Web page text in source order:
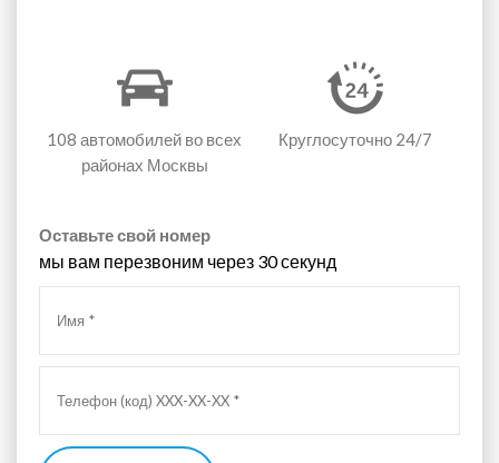
108 автомобилей во всех
районах Москвы
Круглосуточно 24/7
Оставьте свой номер
мы вам перезвоним через 30 секунд